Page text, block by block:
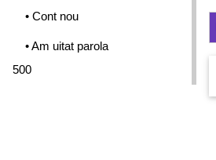
• Cont nou
• Am uitat parola
500